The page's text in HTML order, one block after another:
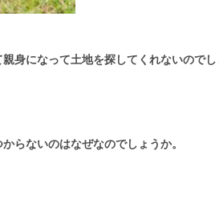
身になって土地を探してくれないのでし
らないのはなぜなのでしょうか。